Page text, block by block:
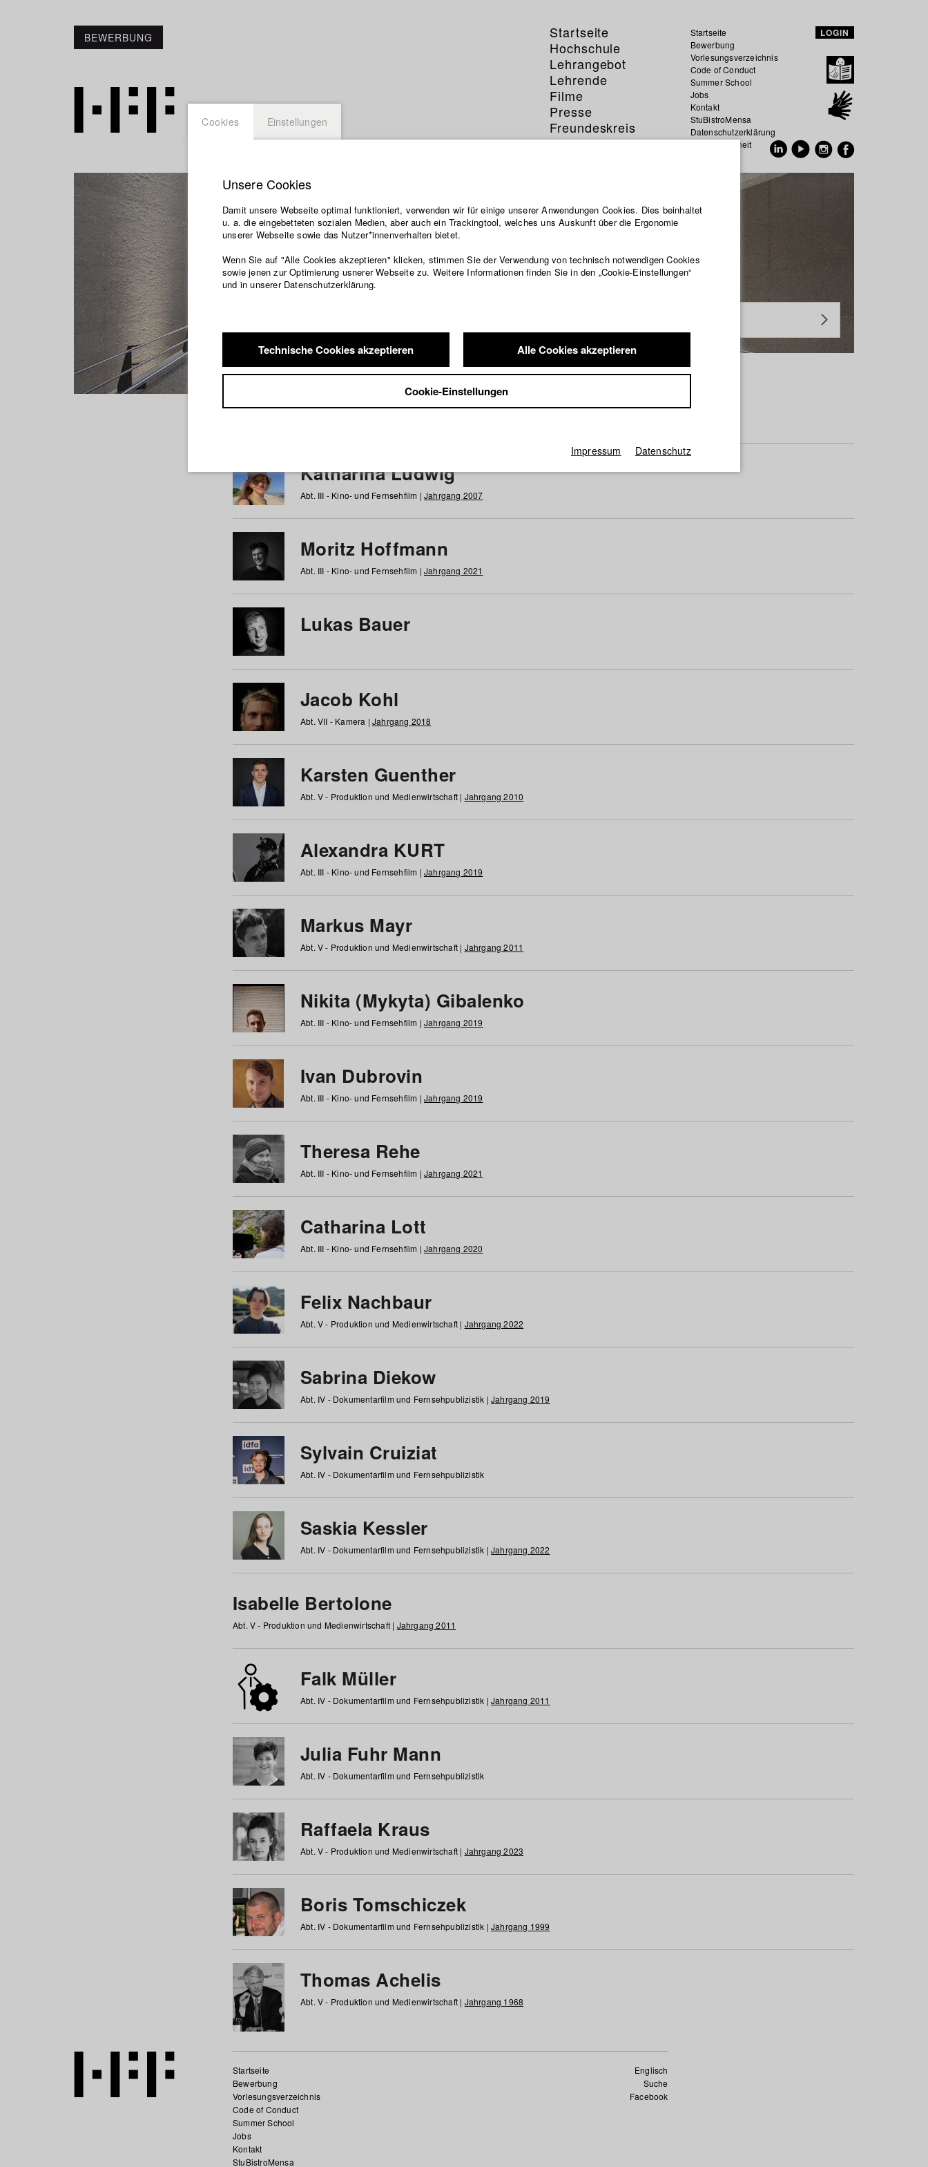
BEWERBUNG
Startseite
Hochschule
Lehrangebot
Lehrende
Filme
Presse
Freundeskreis
Service
Startseite
Bewerbung
Vorlesungsverzeichnis
Code of Conduct
Summer School
Jobs
Kontakt
StuBistroMensa
Datenschutzerklärung
Datensicherheit
LOGIN
Studierende / Alumni
a b c d e f g h i j k l m n o p q r s t u v w x y z Alle
Katharina Ludwig
Abt. III - Kino- und Fernsehfilm | Jahrgang 2007
Moritz Hoffmann
Abt. III - Kino- und Fernsehfilm | Jahrgang 2021
Lukas Bauer
Jacob Kohl
Abt. VII - Kamera | Jahrgang 2018
Karsten Guenther
Abt. V - Produktion und Medienwirtschaft | Jahrgang 2010
Alexandra KURT
Abt. III - Kino- und Fernsehfilm | Jahrgang 2019
Markus Mayr
Abt. V - Produktion und Medienwirtschaft | Jahrgang 2011
Nikita (Mykyta) Gibalenko
Abt. III - Kino- und Fernsehfilm | Jahrgang 2019
Ivan Dubrovin
Abt. III - Kino- und Fernsehfilm | Jahrgang 2019
Theresa Rehe
Abt. III - Kino- und Fernsehfilm | Jahrgang 2021
Catharina Lott
Abt. III - Kino- und Fernsehfilm | Jahrgang 2020
Felix Nachbaur
Abt. V - Produktion und Medienwirtschaft | Jahrgang 2022
Sabrina Diekow
Abt. IV - Dokumentarfilm und Fernsehpublizistik | Jahrgang 2019
Sylvain Cruiziat
Abt. IV - Dokumentarfilm und Fernsehpublizistik
Saskia Kessler
Abt. IV - Dokumentarfilm und Fernsehpublizistik | Jahrgang 2022
Isabelle Bertolone
Abt. V - Produktion und Medienwirtschaft | Jahrgang 2011
Falk Müller
Abt. IV - Dokumentarfilm und Fernsehpublizistik | Jahrgang 2011
Julia Fuhr Mann
Abt. IV - Dokumentarfilm und Fernsehpublizistik
Raffaela Kraus
Abt. V - Produktion und Medienwirtschaft | Jahrgang 2023
Boris Tomschiczek
Abt. IV - Dokumentarfilm und Fernsehpublizistik | Jahrgang 1999
Thomas Achelis
Abt. V - Produktion und Medienwirtschaft | Jahrgang 1968
Englisch
Suche
Facebook
Startseite
Bewerbung
Vorlesungsverzeichnis
Code of Conduct
Summer School
Jobs
Kontakt
StuBistroMensa
Cookies Einstellungen
Unsere Cookies
Damit unsere Webseite optimal funktioniert, verwenden wir für einige unserer Anwendungen Cookies. Dies beinhaltet
u. a. die eingebetteten sozialen Medien, aber auch ein Trackingtool, welches uns Auskunft über die Ergonomie
unserer Webseite sowie das Nutzer*innenverhalten bietet.
Wenn Sie auf "Alle Cookies akzeptieren" klicken, stimmen Sie der Verwendung von technisch notwendigen Cookies
sowie jenen zur Optimierung usnerer Webseite zu. Weitere Informationen finden Sie in den „Cookie-Einstellungen“
und in unserer Datenschutzerklärung.
Technische Cookies akzeptieren Alle Cookies akzeptieren
Cookie-Einstellungen
Impressum Datenschutz